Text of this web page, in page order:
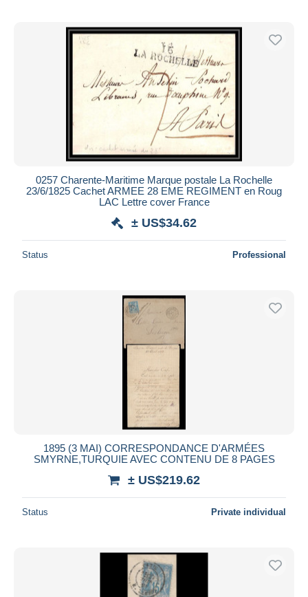
0257 Charente-Maritime Marque postale La Rochelle
23/6/1825 Cachet ARMEE 28 EME REGIMENT en Roug
LAC Lettre cover France
± US$34.62
Status Professional
1895 (3 MAI) CORRESPONDANCE D'ARMÉES
SMYRNE,TURQUIE AVEC CONTENU DE 8 PAGES
± US$219.62
Status Private individual